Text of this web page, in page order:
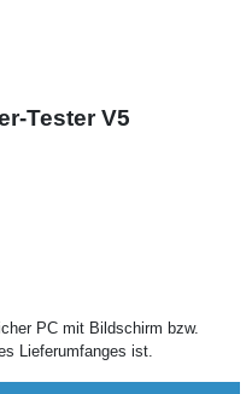
Tester V5
PC mit Bildschirm bzw.
Lieferumfanges ist.